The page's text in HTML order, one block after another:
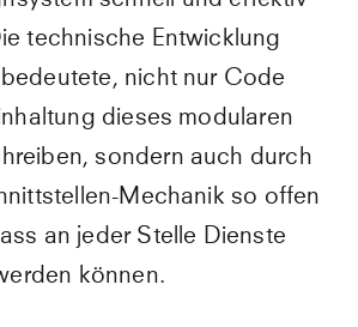
technische Entwicklung
nicht nur Code
dieses modularen
sondern auch durch
Mechanik so offen
an jeder Stelle Dienste
können.